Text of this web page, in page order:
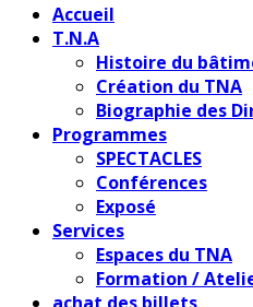
Accueil
T.N.A
Histoire du
Création du TNA
Biographie des
Programmes
SPECTACLES
Conférences
Exposé
Services
Espaces du TNA
Formation /